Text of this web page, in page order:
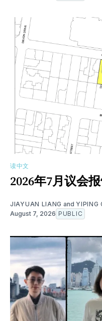
读中文
2026年7月议会
JIAYUAN LIANG andYIPING
August 7, 2026 PUBLIC